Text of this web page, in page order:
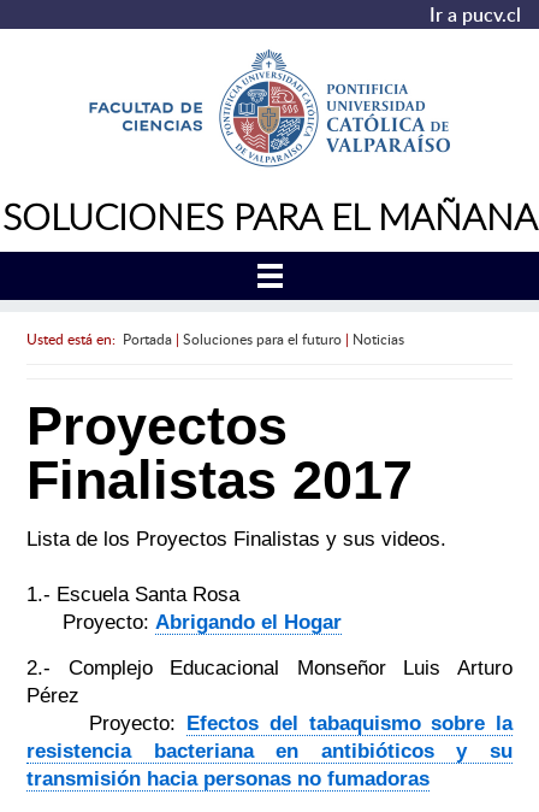
Ir a pucv.cl
SOLUCIONES PARA EL MAÑANA
Usted está en: Portada| Soluciones para el futuro| Noticias
Proyectos
Finalistas 2017
Lista de los Proyectos Finalistas y sus videos.
1.- Escuela Santa Rosa
Proyecto: Abrigando el Hogar
2.- Complejo Educacional Monseñor Luis Arturo
Pérez
Proyecto:
Efectos del tabaquismo sobre la
resistencia bacteriana en antibióticos y su
transmisión hacia personas no fumadoras